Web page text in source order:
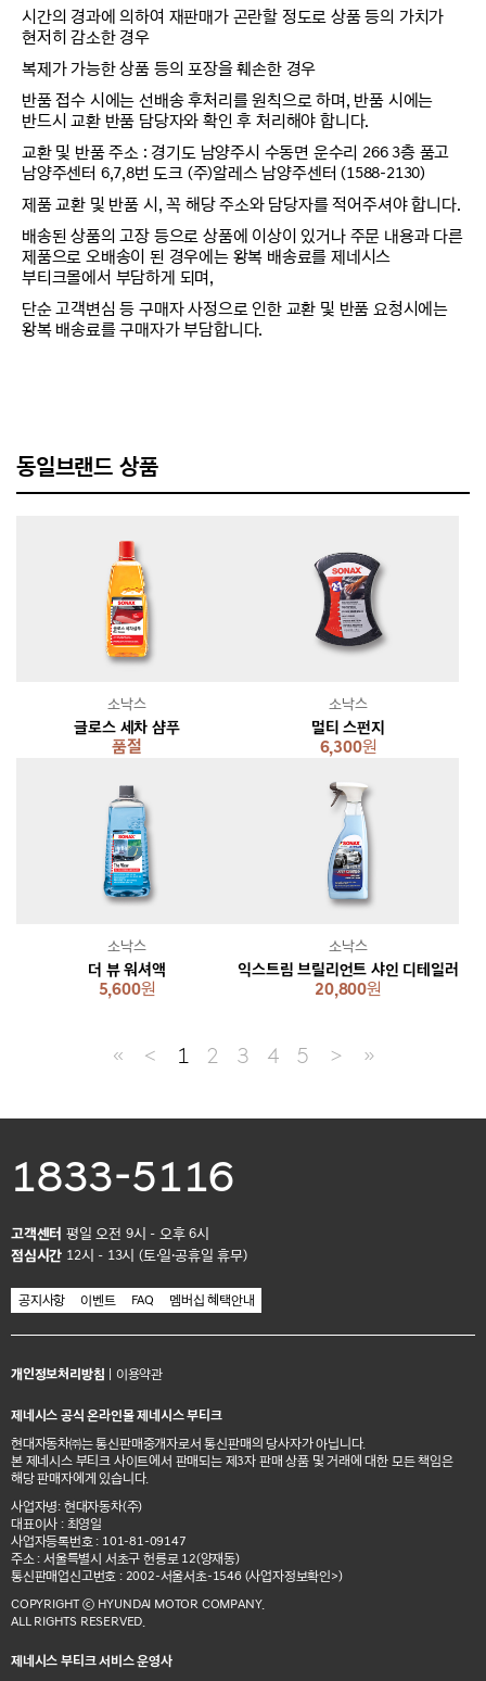
시간의 경과에 의하여 재판매가 곤란할 정도로 상품 등의 가치가
현저히 감소한 경우
복제가 가능한 상품 등의 포장을 훼손한 경우
반품 접수 시에는 선배송 후처리를 원칙으로 하며, 반품 시에는
반드시 교환 반품 담당자와 확인 후 처리해야 합니다.
교환 및 반품 주소 : 경기도 남양주시 수동면 운수리 266 3층 품고
남양주센터 6,7,8번 도크 (주)알레스 남양주센터 (1588-2130)
제품 교환 및 반품 시, 꼭 해당 주소와 담당자를 적어주셔야 합니다.
배송된 상품의 고장 등으로 상품에 이상이 있거나 주문 내용과 다른
제품으로 오배송이 된 경우에는 왕복 배송료를 제네시스
부티크몰에서 부담하게 되며,
단순 고객변심 등 구매자 사정으로 인한 교환 및 반품 요청시에는
왕복 배송료를 구매자가 부담합니다.
동일브랜드 상품
글로스 세차 샴푸
품절
소낙스
멀티 스펀지
6,300원
소낙스
더 뷰 워셔액
5,600원
소낙스
익스트림 브릴리언트 샤인 디테일러
20,800원
소낙스
≪ ＜ 1 2 3 4 5 ＞ ≫
1833-5116
고객센터 평일 오전 9시 - 오후 6시
점심시간 12시 - 13시 (토·일·공휴일 휴무)
공지사항 이벤트 FAQ 멤버십 혜택안내
개인정보처리방침 | 이용약관
제네시스 공식 온라인몰 제네시스 부티크
현대자동차㈜는 통신판매중개자로서 통신판매의 당사자가 아닙니다.
본 제네시스 부티크 사이트에서 판매되는 제3자 판매 상품 및 거래에 대한 모든 책임은
해당 판매자에게 있습니다.
사업자명: 현대자동차(주)
대표이사 : 최영일
사업자등록번호 : 101-81-09147
주소 : 서울특별시 서초구 헌릉로 12(양재동)
통신판매업신고번호 : 2002-서울서초-1546 (사업자정보확인>)
COPYRIGHT ⓒ HYUNDAI MOTOR COMPANY.
ALL RIGHTS RESERVED.
제네시스 부티크 서비스 운영사